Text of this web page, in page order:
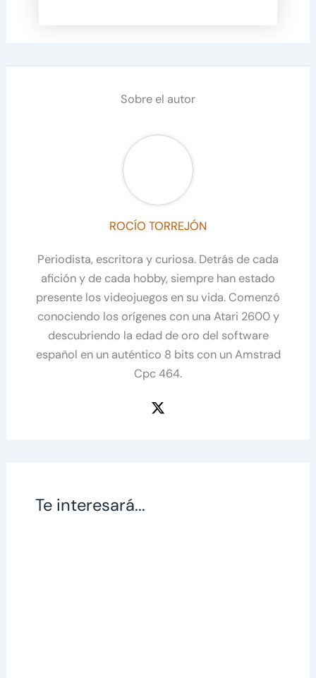
Sobre el autor
ROCÍO TORREJÓN
Periodista, escritora y curiosa. Detrás de cada
afición y de cada hobby, siempre han estado
presente los videojuegos en su vida. Comenzó
conociendo los orígenes con una Atari 2600 y
descubriendo la edad de oro del software
español en un auténtico 8 bits con un Amstrad
Cpc 464.
Te interesará...